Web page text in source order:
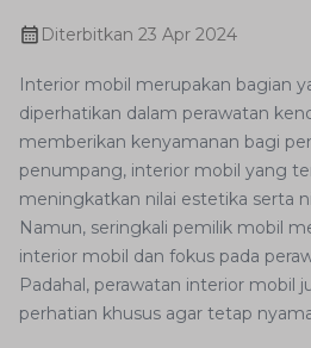
Diterbitkan 23 Apr 2024
Interior mobil merupakan bagian
diperhatikan dalam perawatan
memberikan kenyamanan bagi
penumpang, interior mobil yang
meningkatkan nilai estetika serta
Namun, seringkali pemilik mobil
interior mobil dan fokus pada
Padahal, perawatan interior mobil
perhatian khusus agar tetap